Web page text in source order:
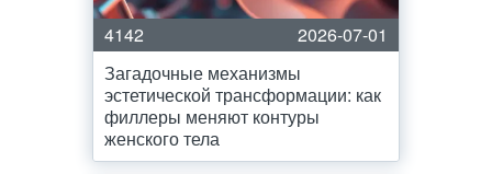
4142
2026-07-01
Загадочные механизмы
эстетической трансформации: как
филлеры меняют контуры
женского тела